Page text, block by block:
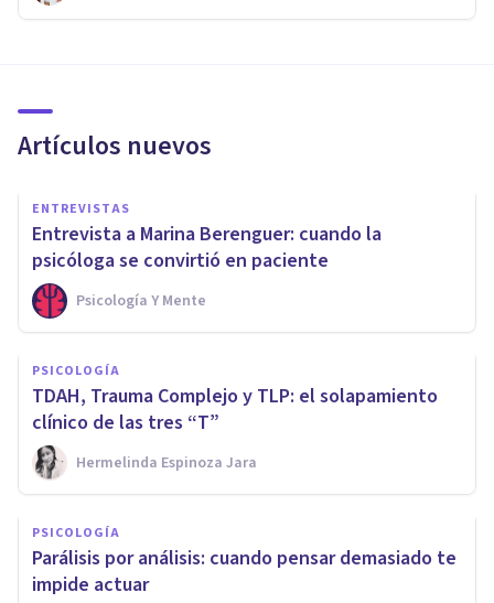
Artículos nuevos
ENTREVISTAS
Entrevista a Marina Berenguer: cuando la
psicóloga se convirtió en paciente
Psicología Y Mente
PSICOLOGÍA
TDAH, Trauma Complejo y TLP: el solapamiento
clínico de las tres “T”
Hermelinda Espinoza Jara
PSICOLOGÍA
Parálisis por análisis: cuando pensar demasiado te
impide actuar